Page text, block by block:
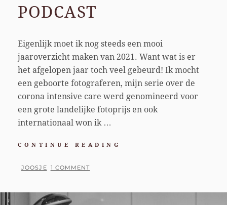
PODCAST
Eigenlijk moet ik nog steeds een mooi
jaaroverzicht maken van 2021. Want wat is er
het afgelopen jaar toch veel gebeurd! Ik mocht
een geboorte fotograferen, mijn serie over de
corona intensive care werd genomineerd voor
een grote landelijke fotoprijs en ook
internationaal won ik …
CONTINUE READING
BY
JOOSJE 1 COMMENT